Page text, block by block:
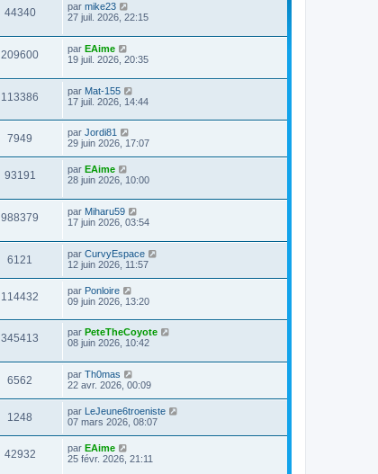
44340 par mike23
27 juil. 2026, 22:15
209600 par EAime
19 juil. 2026, 20:35
113386 par Mat-155
17 juil. 2026, 14:44
7949 par Jordi81
29 juin 2026, 17:07
93191 par EAime
28 juin 2026, 10:00
988379 par Miharu59
17 juin 2026, 03:54
6121 par CurvyEspace
12 juin 2026, 11:57
114432 par Ponloire
09 juin 2026, 13:20
345413 par PeteTheCoyote
08 juin 2026, 10:42
6562 par Th0mas
22 avr. 2026, 00:09
1248 par LeJeune6troeniste
07 mars 2026, 08:07
42932 par EAime
25 févr. 2026, 21:11